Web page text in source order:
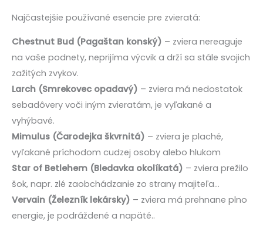
Najčastejšie používané esencie pre zvieratá:
Chestnut Bud (Pagaštan konský) – zviera nereaguje
na vaše podnety, neprijíma výcvik a drží sa stále svojich
zažitých zvykov.
Larch (Smrekovec opadavý) – zviera má nedostatok
sebadôvery voči iným zvieratám, je vyľakané a
vyhýbavé.
Mimulus (Čarodejka škvrnitá) – zviera je plaché,
vyľakané príchodom cudzej osoby alebo hlukom
Star of Betlehem (Bledavka okolíkatá) – zviera prežilo
šok, napr. zlé zaobchádzanie zo strany majiteľa…
Vervain (Železník lekársky) – zviera má prehnane plno
energie, je podráždené a napäté..